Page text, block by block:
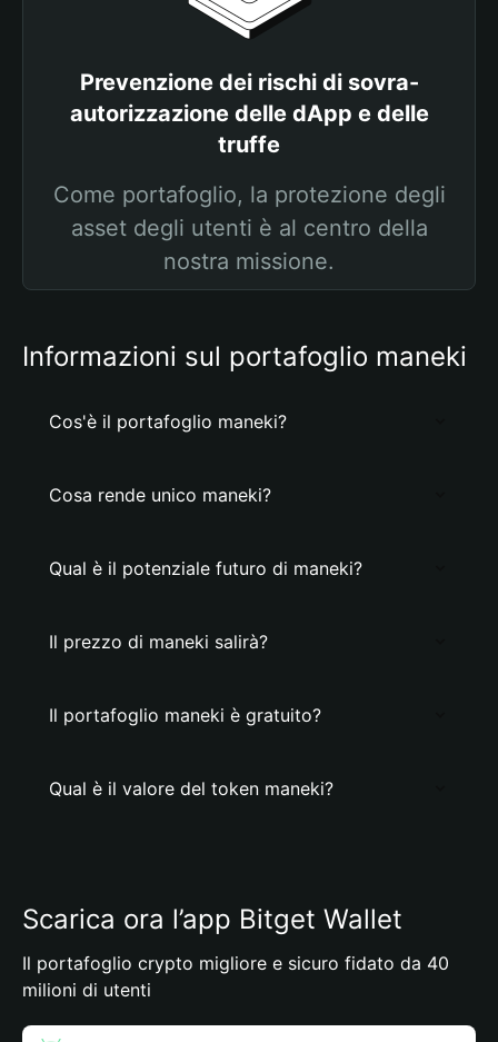
Prevenzione dei rischi di sovra-
autorizzazione delle dApp e delle
truffe
Come portafoglio, la protezione degli
asset degli utenti è al centro della
nostra missione.
Informazioni sul portafoglio maneki
Cos'è il portafoglio maneki?
Cosa rende unico maneki?
Qual è il potenziale futuro di maneki?
Il prezzo di maneki salirà?
Il portafoglio maneki è gratuito?
Qual è il valore del token maneki?
Scarica ora l’app Bitget Wallet
Il portafoglio crypto migliore e sicuro fidato da 40
milioni di utenti